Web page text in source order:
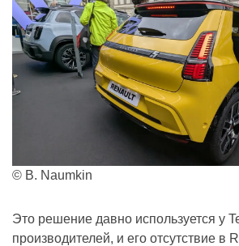
© B. Naumkin
Это решение давно используется у
производителей, и его отсутствие в